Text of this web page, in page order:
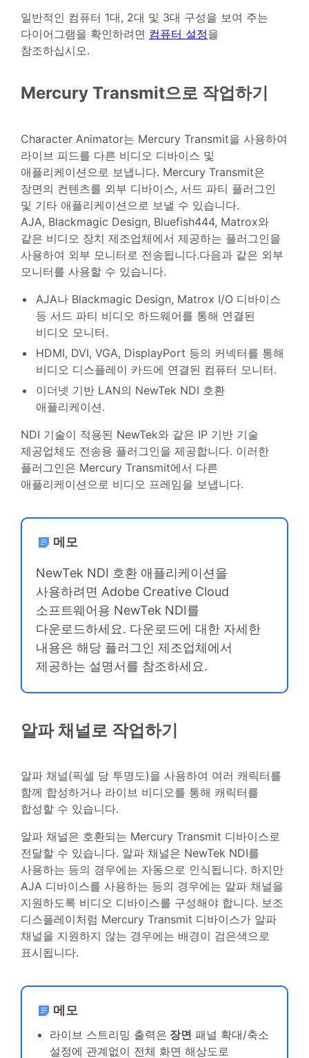
일반적인 컴퓨터 1대, 2대 및 3대 구성을 보여 주는
다이어그램을 확인하려면 컴퓨터 설정을
참조하십시오.
Mercury Transmit으로 작업하기
Character Animator는 Mercury Transmit을 사용하여
라이브 피드를 다른 비디오 디바이스 및
애플리케이션으로 보냅니다. Mercury Transmit은
장면의 컨텐츠를 외부 디바이스, 서드 파티 플러그인
및 기타 애플리케이션으로 보낼 수 있습니다.
AJA, Blackmagic Design, Bluefish444, Matrox와
같은 비디오 장치 제조업체에서 제공하는 플러그인을
사용하여 외부 모니터로 전송됩니다.다음과 같은 외부
모니터를 사용할 수 있습니다.
AJA나 Blackmagic Design, Matrox I/O 디바이스
등 서드 파티 비디오 하드웨어를 통해 연결된
비디오 모니터.
HDMI, DVI, VGA, DisplayPort 등의 커넥터를 통해
비디오 디스플레이 카드에 연결된 컴퓨터 모니터.
이더넷 기반 LAN의 NewTek NDI 호환
애플리케이션.
NDI 기술이 적용된 NewTek와 같은 IP 기반 기술
제공업체도 전송용 플러그인을 제공합니다. 이러한
플러그인은 Mercury Transmit에서 다른
애플리케이션으로 비디오 프레임을 보냅니다.
메모
NewTek NDI 호환 애플리케이션을
사용하려면 Adobe Creative Cloud
소프트웨어용 NewTek NDI를
다운로드하세요. 다운로드에 대한 자세한
내용은 해당 플러그인 제조업체에서
제공하는 설명서를 참조하세요.
알파 채널로 작업하기
알파 채널(픽셀 당 투명도)을 사용하여 여러 캐릭터를
함께 합성하거나 라이브 비디오를 통해 캐릭터를
합성할 수 있습니다.
알파 채널은 호환되는 Mercury Transmit 디바이스로
전달할 수 있습니다. 알파 채널은 NewTek NDI를
사용하는 등의 경우에는 자동으로 인식됩니다. 하지만
AJA 디바이스를 사용하는 등의 경우에는 알파 채널을
지원하도록 비디오 디바이스를 구성해야 합니다. 보조
디스플레이처럼 Mercury Transmit 디바이스가 알파
채널을 지원하지 않는 경우에는 배경이 검은색으로
표시됩니다.
메모
라이브 스트리밍 출력은 장면 패널 확대/축소
설정에 관계없이 전체 화면 해상도로